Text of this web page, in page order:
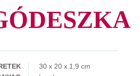
30 x 20 x 1,9 cm